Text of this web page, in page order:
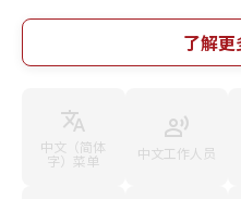
巧妙运用多种仪器调製的新时
都是注目焦点。周末时，摆放
酒表演，单人或多人都欢迎莅临
了解
中文（简体
字）菜单 中文工作人员